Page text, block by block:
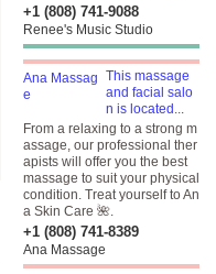
+1 (808) 741-9088
Renee's Music Studio
This massage
and facial salo
n is located...
From a relaxing to a strong m
assage, our professional ther
apists will offer you the best
massage to suit your physical
condition. Treat yourself to An
a Skin Care 🌺.
+1 (808) 741-8389
Ana Massage